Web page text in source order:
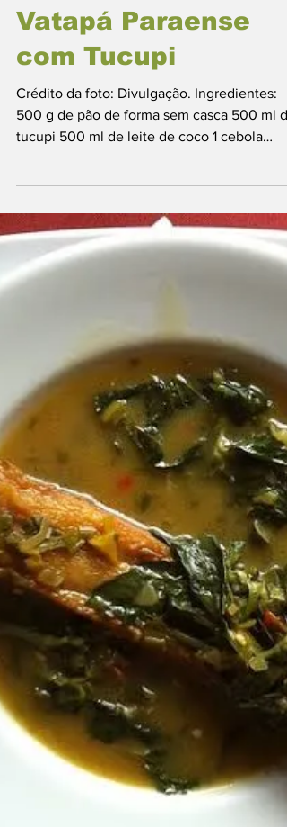
Gastronomia Paraense
Comidas Típicas
Vatapá Paraense
Crédito da foto: Divulgação. Ingredientes:
500 g de pão de forma sem casca 500 ml
tucupi 500 ml de leite de coco 1 cebola
picada 2...